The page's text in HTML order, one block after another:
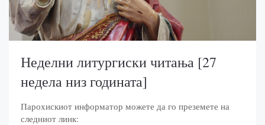
Неделни литургиски читања [27
недела низ годината]
Парохискиот информатор можете да го преземете на
следниот линк: